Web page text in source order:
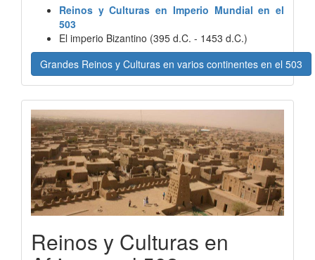
Reinos y Culturas en Imperio Mundial en el
503
El imperio Bizantino (395 d.C. - 1453 d.C.)
Grandes Reinos y Culturas en varios continentes en el 503
Reinos y Culturas en